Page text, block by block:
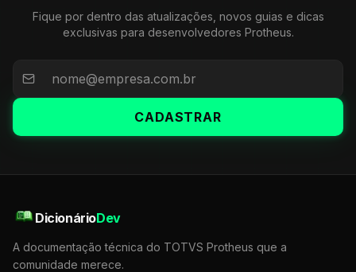
Fique por dentro das atualizações, novos guias e dicas
exclusivas para desenvolvedores Protheus.
CADASTRAR
DicionárioDev
A documentação técnica do TOTVS Protheus que a
comunidade merece.